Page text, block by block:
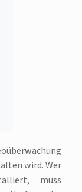
wird. Wer
muss